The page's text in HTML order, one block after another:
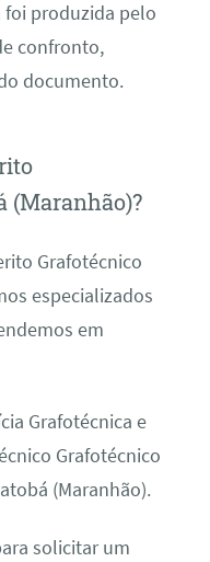
foi produzida pelo
confronto,
documento.
(Maranhão)?
Grafotécnico
especializados
em
Grafotécnica e
Grafotécnico
(Maranhão).
solicitar um